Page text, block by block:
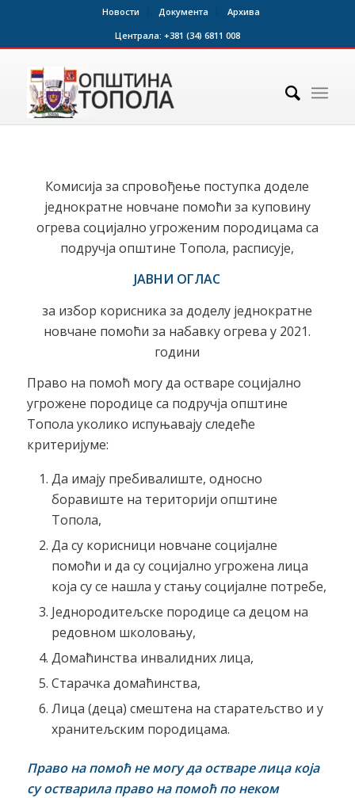
Новости Документа
Архива
Централа: +381 (34) 6811 008
Комисија за спровођење поступка доделе
једнократне новчане помоћи за куповину
огрева социјално угроженим породицама са
подручја општине Топола, расписује,
ЈАВНИ ОГЛАС
за избор корисника за доделу једнократне
новчане помоћи за набавку огрева у 2021.
години
Право на помоћ могу да остваре социјално
угрожене породице са подручја општине
Топола уколико испуњавају следеће
критеријуме:
Да имају пребивалиште, односно
боравиште на територији општине
Топола,
Да су корисници новчане социјалне
помоћи и да су социјално угрожена лица
која су се нашла у стању социјалне потребе,
Једнородитељске породице са децом на
редовном школовању,
Домаћинства инвалидних лица,
Старачка домаћинства,
Лица (деца) смештена на старатељство и у
хранитељским породицама.
Право на помоћ не могу да остваре лица која
су остварила право на помоћ по неком